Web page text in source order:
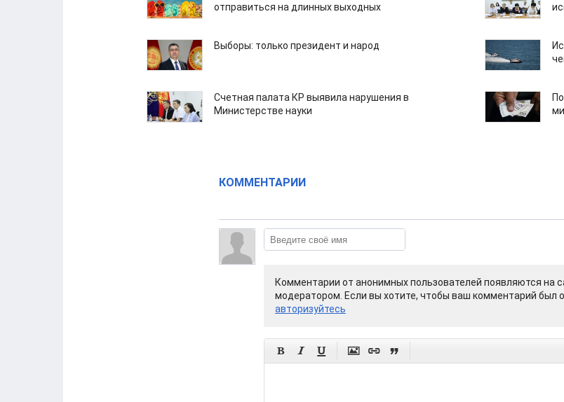
отправиться на длинных выходных
Выборы: только президент и народ
Счетная палата КР выявила нарушения в
Министерстве науки
КОММЕНТАРИИ
Комментарии от анонимных пользователей появляются на
модератором. Если вы хотите, чтобы ваш комментарий был
авторизуйтесь
     